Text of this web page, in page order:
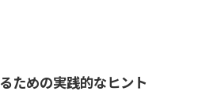
ための実践的なヒント